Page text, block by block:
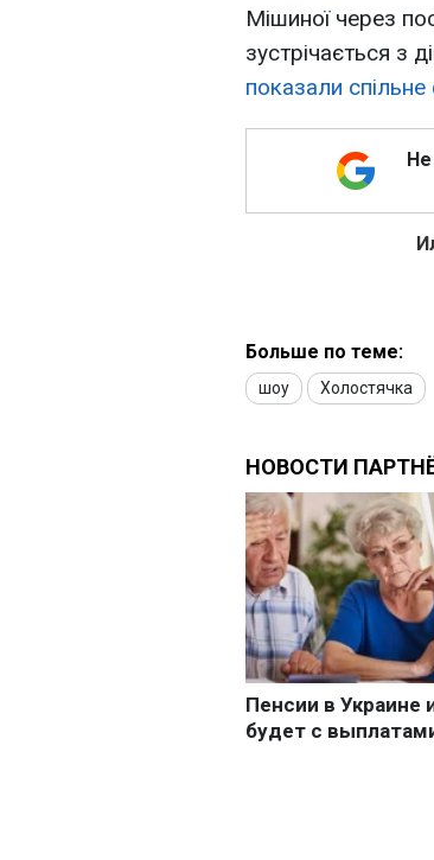
Мішиної через
зустрічається з
показали
Не
Больше по теме:
шоу Холостячка